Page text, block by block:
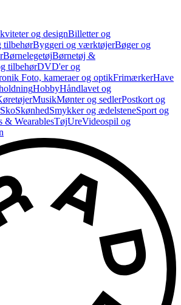
og designBilletter og
tilbehørByggeri og værktøjerBøger og
BørnelegetøjBørnetøj &
tilbehørDVD'er og
Foto, kameraer og optikFrimærkerHave
HobbyHåndlavet og
MusikMønter og sedlerPostkort og
SkoSkønhedSmykker og ædelsteneSport og
& WearablesTøjUreVideospil og